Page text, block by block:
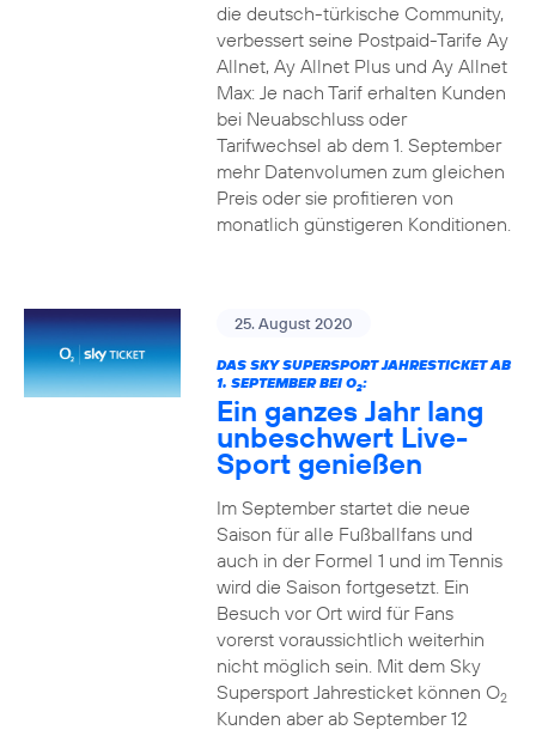
die deutsch-türkische Community,
verbessert seine Postpaid-Tarife Ay
Allnet, Ay Allnet Plus und Ay Allnet
Max: Je nach Tarif erhalten Kunden
bei Neuabschluss oder
Tarifwechsel ab dem 1. September
mehr Datenvolumen zum gleichen
Preis oder sie profitieren von
monatlich günstigeren Konditionen.
25. August 2020
DAS SKY SUPERSPORT JAHRESTICKET AB
1. SEPTEMBER BEI O2:
Ein ganzes Jahr lang
unbeschwert Live-
Sport genießen
Im September startet die neue
Saison für alle Fußballfans und
auch in der Formel 1 und im Tennis
wird die Saison fortgesetzt. Ein
Besuch vor Ort wird für Fans
vorerst voraussichtlich weiterhin
nicht möglich sein. Mit dem Sky
Supersport Jahresticket können O2
Kunden aber ab September 12